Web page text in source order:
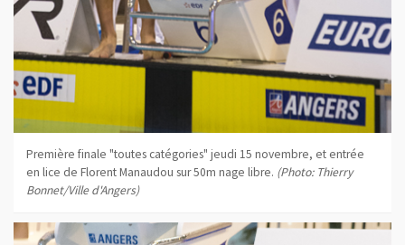
Première finale "toutes catégories" jeudi 15 novembre, et entrée
en lice de Florent Manaudou sur 50m nage libre. (Photo: Thierry
Bonnet/Ville d'Angers)